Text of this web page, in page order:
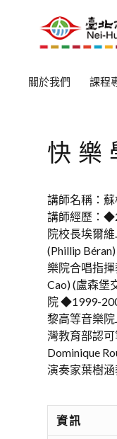
關於我們 課程
快樂
講師名稱：
講師經歷：
院校長埃爾
(Phillip
樂院合唱指
Cao) (盧森堡
院 ◆1999-
黎高等音樂
灣教育部認
Dominique
演奏家葉樹
資訊